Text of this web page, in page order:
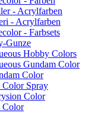
- Acrylfarben
- Acrylfarben
- Farbsets
Gunze
Hobby Colors
Gundam Color
Color
Color Spray
Color
Color